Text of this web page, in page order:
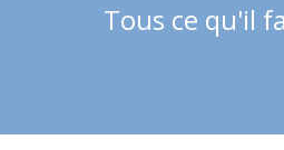
Tous ce qu'il